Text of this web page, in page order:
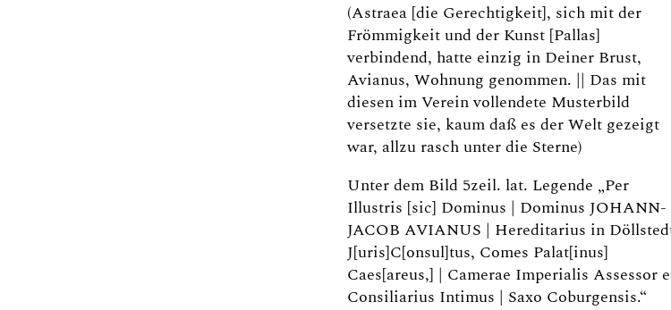
(Astraea [die Gerechtigkeit], sich mit der
Frömmigkeit und der Kunst [Pallas]
verbindend, hatte einzig in Deiner Brust,
Avianus, Wohnung genommen. || Das mit
diesen im Verein vollendete Musterbild
versetzte sie, kaum daß es der Welt gezeigt
war, allzu rasch unter die Sterne)
Unter dem Bild 5zeil. lat. Legende „Per
Illustris [sic] Dominus | Dominus JOHANN-
JACOB AVIANUS | Hereditarius in
J[uris]C[onsul]tus, Comes Palat[inus]
Caes[areus,] | Camerae Imperialis Assessor
Consiliarius Intimus | Saxo Coburgensis.“